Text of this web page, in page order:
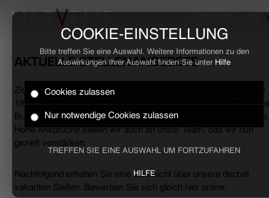
COOKIE-EINSTELLUNG
Bitte treffen Sie eine Auswahl. Weitere Informationen zu den
Auswirkungen Ihrer Auswahl finden Sie unter Hilfe
Cookies zulassen
Nur notwendige Cookies zulassen
TREFFEN SIE EINE AUSWAHL UM FORTZUFAHREN
HILFE
HOME
BUSINESS
UNTERNEHMEN
AKTUELLE STELLENANGEBOTE
Ziele erreichen, Herausforderungen meistern, Erfolge feiern. Seit
1994 begleiten wir den anspruchsvollen Mann sowohl mit
Business- als auch mit lässigen Casual-Hemden und Polo-
Hohe Ansprüche stellen wir auch an unser Team, das wir nun
gezielt verstärken.
Nachfolgend erhalten Sie eine Übersicht über unsere derzeit
vakanten Stellen. Bewerben Sie sich gleich hier online.